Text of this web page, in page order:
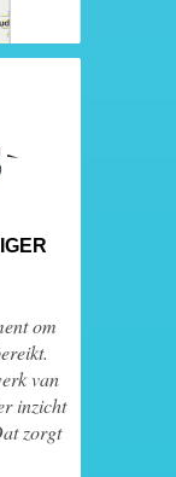
om
van
inzicht
zorgt